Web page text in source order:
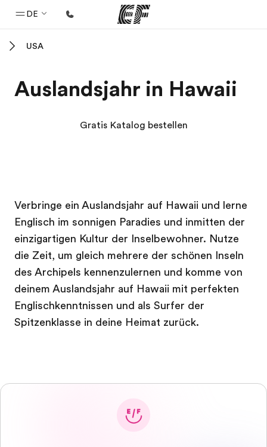
DE
Programme
Wer wir sind
Karriere
Teil des Teams werden
USA
Auslandsjahr in Hawaii
Gratis Katalog bestellen
Verbringe ein Auslandsjahr auf Hawaii und lerne
Englisch im sonnigen Paradies und inmitten der
einzigartigen Kultur der Inselbewohner. Nutze
die Zeit, um gleich mehrere der schönen Inseln
des Archipels kennenzulernen und komme von
deinem Auslandsjahr auf Hawaii mit perfekten
Englischkenntnissen und als Surfer der
Spitzenklasse in deine Heimat zurück.